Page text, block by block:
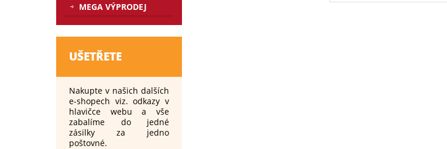
MEGA VÝPRODEJ
UŠETŘETE
Nakupte v našich dalších
e-shopech viz. odkazy v
hlavičce webu a vše
zabalíme do jedné
zásilky za jedno
poštovné.